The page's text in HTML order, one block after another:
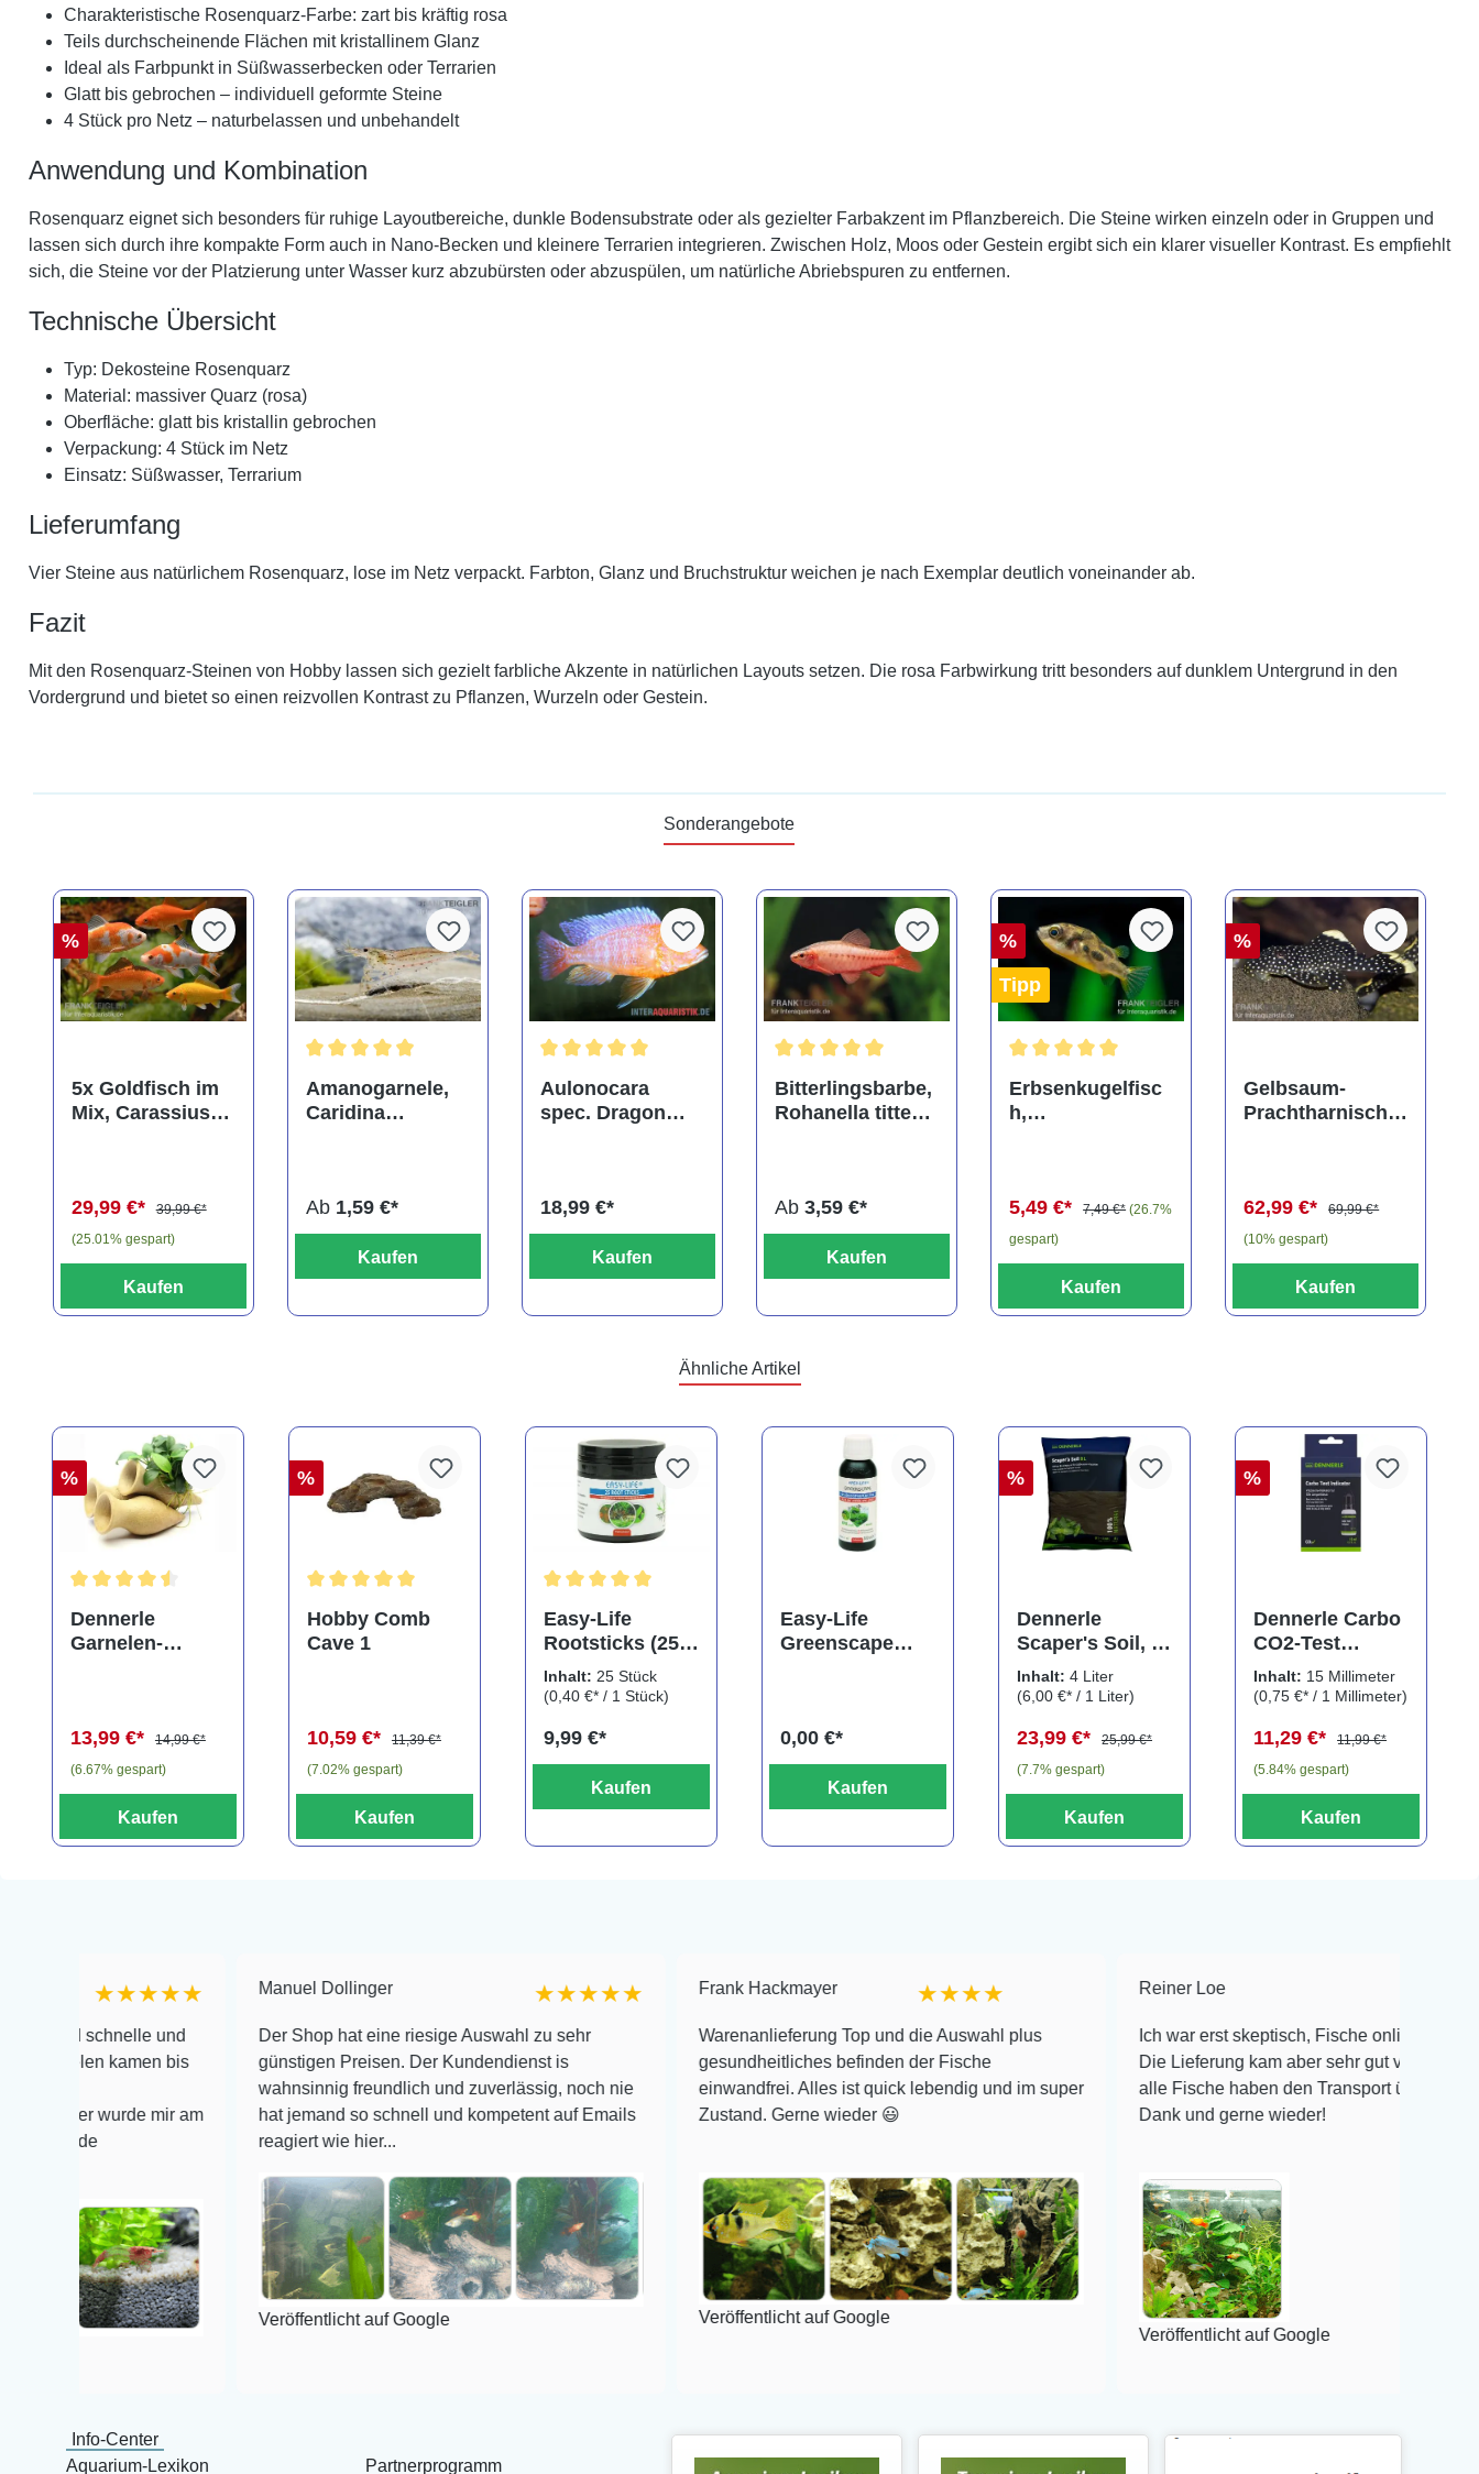
Charakteristische Rosenquarz-Farbe: zart bis kräftig rosa
Teils durchscheinende Flächen mit kristallinem Glanz
Ideal als Farbpunkt in Süßwasserbecken oder Terrarien
Glatt bis gebrochen – individuell geformte Steine
4 Stück pro Netz – naturbelassen und unbehandelt
Anwendung und Kombination
Rosenquarz eignet sich besonders für ruhige Layoutbereiche, dunkle Bodensubstrate oder als gezielter Farbakzent im Pflanzbereich. Die Steine wirken einzeln oder in Gruppen und
lassen sich durch ihre kompakte Form auch in Nano-Becken und kleinere Terrarien integrieren. Zwischen Holz, Moos oder Gestein ergibt sich ein klarer visueller Kontrast. Es empfiehlt
sich, die Steine vor der Platzierung unter Wasser kurz abzubürsten oder abzuspülen, um natürliche Abriebspuren zu entfernen.
Technische Übersicht
Typ: Dekosteine Rosenquarz
Material: massiver Quarz (rosa)
Oberfläche: glatt bis kristallin gebrochen
Verpackung: 4 Stück im Netz
Einsatz: Süßwasser, Terrarium
Lieferumfang
Vier Steine aus natürlichem Rosenquarz, lose im Netz verpackt. Farbton, Glanz und Bruchstruktur weichen je nach Exemplar deutlich voneinander ab.
Fazit
Mit den Rosenquarz-Steinen von Hobby lassen sich gezielt farbliche Akzente in natürlichen Layouts setzen. Die rosa Farbwirkung tritt besonders auf dunklem Untergrund in den
Vordergrund und bietet so einen reizvollen Kontrast zu Pflanzen, Wurzeln oder Gestein.
Sonderangebote
%
5x Goldfisch im
Mix, Carassius
29,99 €*
39,99 €*
(25.01% gespart)
Kaufen
Amanogarnele,
Caridina
Ab 1,59 €*
Kaufen
Aulonocara
spec. Dragon
18,99 €*
Kaufen
Bitterlingsbarbe,
Rohanella titteya,
Ab 3,59 €*
Kaufen
%
Tipp
Erbsenkugelfisc
h,
5,49 €*
7,49 €* (26.7%
gespart)
Kaufen
%
Gelbsaum-
Prachtharnischw
62,99 €*
69,99 €*
(10% gespart)
Kaufen
Ähnliche Artikel
%
Dennerle
Garnelen-
3er Tonamphore
13,99 €*
14,99 €*
(6.67% gespart)
Kaufen
%
Hobby Comb
Cave 1
10,59 €*
11,39 €*
(7.02% gespart)
Kaufen
Easy-Life
Rootsticks (25
Sticks)
Inhalt: 25 Stück
(0,40 €* / 1 Stück)
9,99 €*
Kaufen
Easy-Life
Greenscape
0,00 €*
Kaufen
%
Dennerle
Scaper's Soil, 4
Liter
Inhalt:4 Liter
(6,00 €* / 1 Liter)
23,99 €*
25,99 €*
(7.7% gespart)
Kaufen
%
Dennerle Carbo
CO2-Test
Indicator,
Indikatorlösung
g)
Inhalt: 15 Millimeter
(0,75 €* / 1 Millimeter)
11,29 €*
11,99 €*
(5.84% gespart)
Kaufen
★★★★★
und
kamen bis
wurde mir am
Manuel Dollinger ★★★★★
Der Shop hat eine riesige Auswahl zu sehr
günstigen Preisen. Der Kundendienst is
wahnsinnig freundlich und zuverlässig, noch nie
hat jemand so schnell und kompetent auf Emails
reagiert wie hier...
Veröffentlicht auf Google
Frank Hackmayer ★★★★
Warenanlieferung Top und die Auswahl plus
gesundheitliches befinden der Fische
einwandfrei. Alles ist quick lebendig und im super
Zustand. Gerne wieder 😃
Veröffentlicht auf Google
Reiner Loe
Ich war erst skeptisch, Fische online zu bestellen!
Die Lieferung kam aber sehr gut verpackt an und
alle Fische haben den Transport überlebt! Vielen
Dank und gerne wieder!
Veröffentlicht auf Google
Info-Center
Aquarium-Lexikon
Partnerprogramm